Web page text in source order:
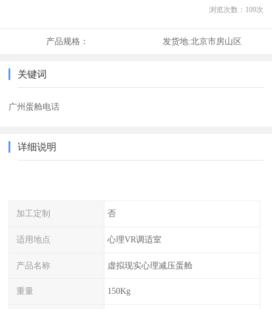
浏览次数： 109次
产品规格： 发货地:北京市房山区
关键词
广州蛋舱电话
详细说明
加工定制 否
适用地点 心理VR调适室
产品名称 虚拟现实心理减压蛋舱
重量 150Kg